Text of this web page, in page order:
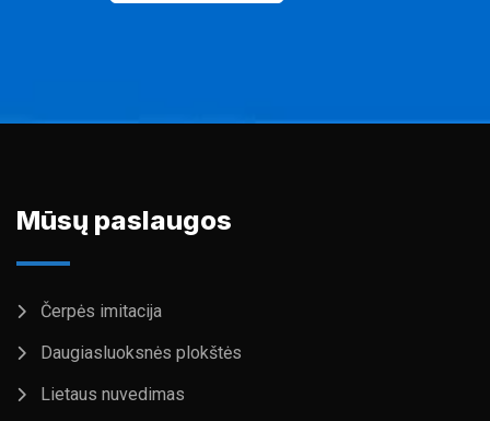
Mūsų paslaugos
Čerpės imitacija
Daugiasluoksnės plokštės
Lietaus nuvedimas